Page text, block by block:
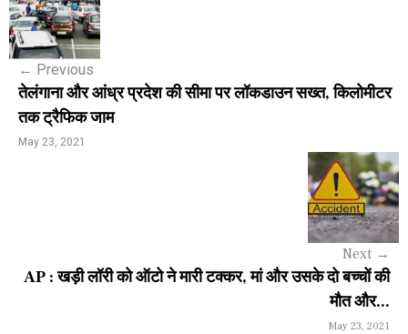
o
s
n
a
← Previous
तेलंगाना और आंध्र प्रदेश की सीमा पर लॉकडाउन सख्त, किलोमीटर
तक ट्रैफिक जाम
May 23, 2021
Next →
AP : खड़ी लॉरी को ऑटो ने मारी टक्कर, मां और उसके दो बच्चों की
मौत और...
May 23, 2021